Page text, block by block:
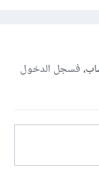
فسجل الدخول